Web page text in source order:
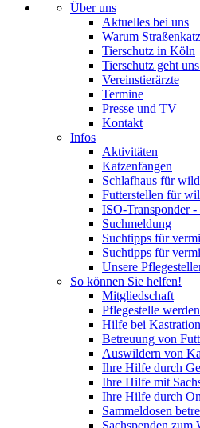
Über uns
Aktuelles bei uns
Warum
Tierschutz in Köln
Tierschutz geht
Vereinstierärzte
Termine
Presse und TV
Kontakt
Infos
Aktivitäten
Katzenfangen
Schlafhaus für
Futterstellen für
ISO-Transponder
Suchmeldung
Suchtipps für
Suchtipps für
Unsere
So können Sie helfen!
Mitgliedschaft
Pflegestelle
Hilfe bei
Betreuung von
Auswildern von
Ihre Hilfe durch
Ihre Hilfe mit
Ihre Hilfe durch
Sammeldosen
Sachspenden zum